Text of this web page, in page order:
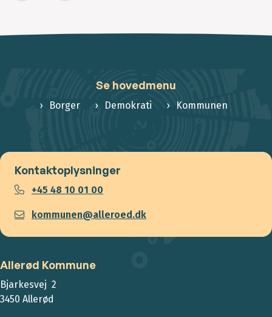
Se hovedmenu
Borger Demokrati Kommunen
Kontaktoplysninger
+45 48 10 01 00
kommunen@alleroed.dk
Allerød Kommune
Bjarkesvej 2
3450 Allerød